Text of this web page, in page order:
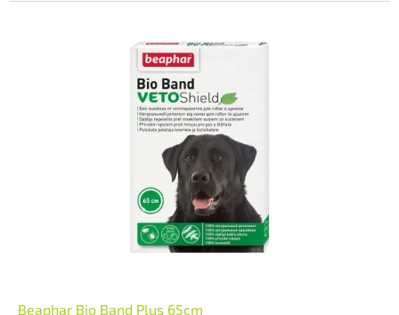
Beaphar Bio Band Plus 65cm